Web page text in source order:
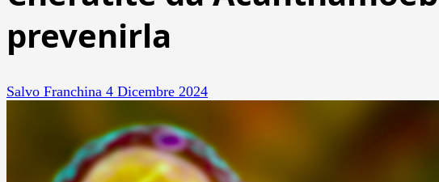
prevenirla
Salvo Franchina 4 Dicembre 2024